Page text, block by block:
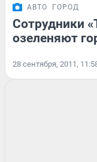
АВТО ГОРОД
Сотрудники
озеленяют
28 сентября, 2011,